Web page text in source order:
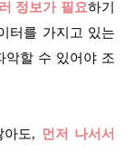
정보가 필요하기
터를 가지고 있는
악할 수 있어야 조
도,
먼저 나서서